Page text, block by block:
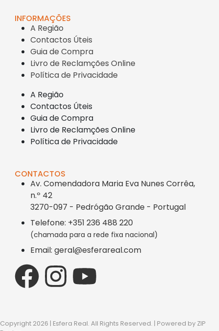
INFORMAÇÕES
A Região
Contactos Úteis
Guia de Compra
Livro de Reclamções Online
Política de Privacidade
A Região
Contactos Úteis
Guia de Compra
Livro de Reclamções Online
Política de Privacidade
CONTACTOS
Av. Comendadora Maria Eva Nunes Corrêa,
n.º 42
3270-097 - Pedrógão Grande - Portugal
Telefone: +351 236 488 220
(chamada para a rede fixa nacional)
Email: geral@esferareal.com
Copyright 2026 | Esfera Real. All Rights Reserved. | Powered by ZIP